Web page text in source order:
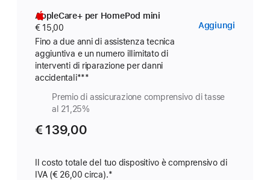
AppleCare+ per HomePod mini
€ 15,00
Fino a due anni di assistenza tecnica
aggiuntiva e un numero illimitato di
interventi di riparazione per danni
accidentaliNota
***
Aggiungi
Premio di assicurazione comprensivo di tasse
al 21,25%
€ 139,00
Il costo totale del tuo dispositivo è comprensivo di
IVA (€ 26,00 circa).Nota
*